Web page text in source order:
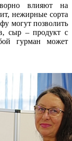
влияют на
нежирные сорта
могут позволить
сыр – продукт с
гурман может